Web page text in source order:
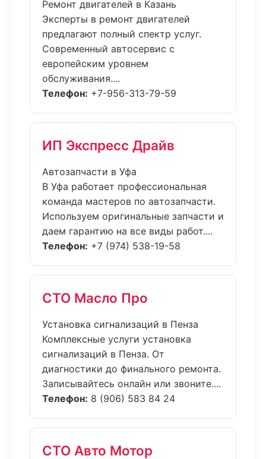
Ремонт двигателей в Казань
Эксперты в ремонт двигателей
предлагают полный спектр услуг.
Современный автосервис с
европейским уровнем
обслуживания....
Телефон: +7-956-313-79-59
ИП Экспресс Драйв
Автозапчасти в Уфа
В Уфа работает профессиональная
команда мастеров по автозапчасти.
Используем оригинальные запчасти и
даем гарантию на все виды работ....
Телефон: +7 (974) 538-19-58
СТО Масло Про
Установка сигнализаций в Пенза
Комплексные услуги установка
сигнализаций в Пенза. От
диагностики до финального ремонта.
Записывайтесь онлайн или звоните....
Телефон: 8 (906) 583 84 24
СТО Авто Мотор